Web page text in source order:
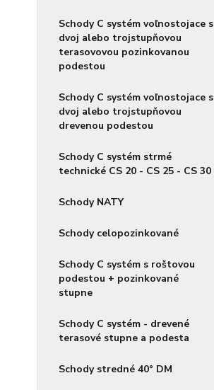
Schody C systém voľnostojace s
dvoj alebo trojstupňovou
terasovovou pozinkovanou
podestou
Schody C systém voľnostojace s
dvoj alebo trojstupňovou
drevenou podestou
Schody C systém strmé
technické CS 20 - CS 25 - CS 30
Schody NATY
Schody celopozinkované
Schody C systém s roštovou
podestou + pozinkované
stupne
Schody C systém - drevené
terasové stupne a podesta
Schody stredné 40° DM